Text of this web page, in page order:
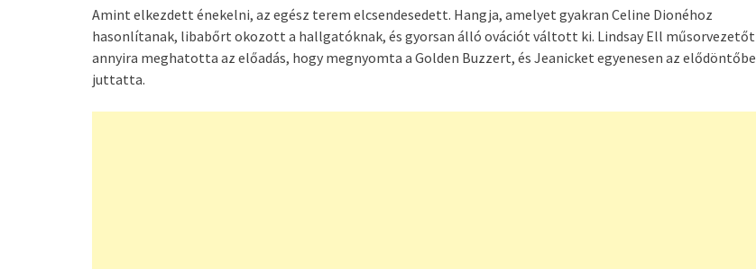
Amint elkezdett énekelni, az egész terem elcsendesedett. Hangja, amelyet gyakran Celine Dionéhoz
hasonlítanak, libabőrt okozott a hallgatóknak, és gyorsan álló ovációt váltott ki. Lindsay Ell műsorvezetőt
annyira meghatotta az előadás, hogy megnyomta a Golden Buzzert, és Jeanicket egyenesen az elődöntőbe
juttatta.